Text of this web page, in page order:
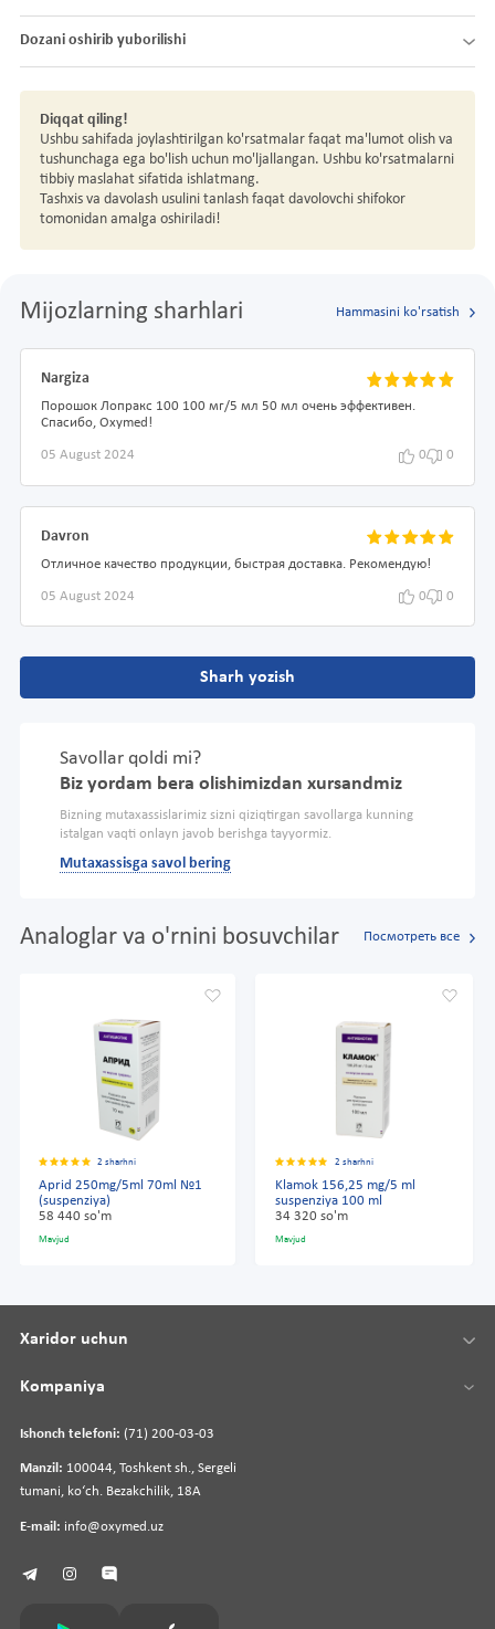
Dozani oshirib yuborilishi
Diqqat qiling!
Ushbu sahifada joylashtirilgan ko'rsatmalar faqat ma'lumot olish va
tushunchaga ega bo'lish uchun mo'ljallangan. Ushbu ko'rsatmalarni
tibbiy maslahat sifatida ishlatmang.
Tashxis va davolash usulini tanlash faqat davolovchi shifokor
tomonidan amalga oshiriladi!
Mijozlarning sharhlari Hammasini ko'rsatish
Nargiza
Порошок Лопракс 100 100 мг/5 мл 50 мл очень эффективен.
Спасибо, Oxymed!
05 August 2024 0 0
Davron
Отличное качество продукции, быстрая доставка. Рекомендую!
05 August 2024 0 0
Sharh yozish
Savollar qoldi mi?
Biz yordam bera olishimizdan xursandmiz
Bizning mutaxassislarimiz sizni qiziqtirgan savollarga kunning
istalgan vaqti onlayn javob berishga tayyormiz.
Mutaxassisga savol bering
Analoglar va o'rnini bosuvchilar Посмотреть все
2 sharhni
Aprid 250mg/5ml 70ml №1
(suspenziya)
58 440 so'm
Mavjud
2 sharhni
Klamok 156,25 mg/5 ml
suspenziya 100 ml
34 320 so'm
Mavjud
Ishonch telefoni: (71) 200-03-03
Manzil: 100044, Toshkent sh., Sergeli
tumani, koʻch. Bezakchilik, 18A
E-mail: info@oxymed.uz
Xaridor uchun
Kompaniya